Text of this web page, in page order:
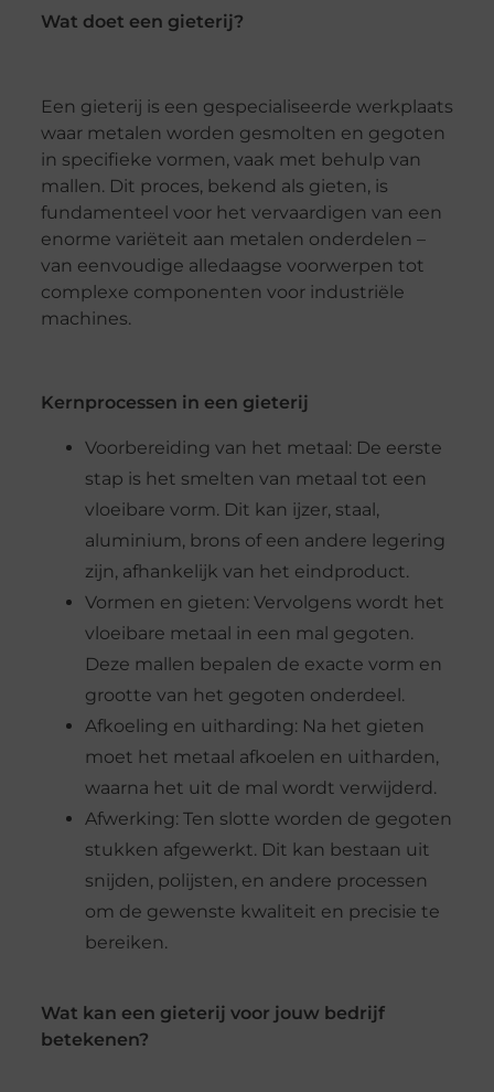
Wat doet een gieterij?
Een gieterij is een gespecialiseerde werkplaats
waar metalen worden gesmolten en gegoten
in specifieke vormen, vaak met behulp van
mallen. Dit proces, bekend als gieten, is
fundamenteel voor het vervaardigen van een
enorme variëteit aan metalen onderdelen –
van eenvoudige alledaagse voorwerpen tot
complexe componenten voor industriële
machines.
Kernprocessen in een gieterij
Voorbereiding van het metaal: De eerste
stap is het smelten van metaal tot een
vloeibare vorm. Dit kan ijzer, staal,
aluminium, brons of een andere legering
zijn, afhankelijk van het eindproduct.
Vormen en gieten: Vervolgens wordt het
vloeibare metaal in een mal gegoten.
Deze mallen bepalen de exacte vorm en
grootte van het gegoten onderdeel.
Afkoeling en uitharding: Na het gieten
moet het metaal afkoelen en uitharden,
waarna het uit de mal wordt verwijderd.
Afwerking: Ten slotte worden de gegoten
stukken afgewerkt. Dit kan bestaan uit
snijden, polijsten, en andere processen
om de gewenste kwaliteit en precisie te
bereiken.
Wat kan een gieterij voor jouw bedrijf
betekenen?